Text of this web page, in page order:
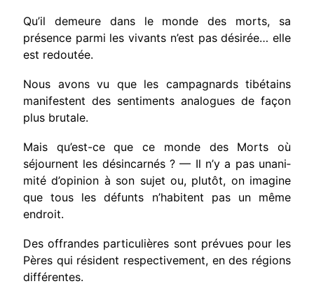
Qu’il demeure dans le monde des morts, sa
présence parmi les vivants n’est pas désirée… elle
est redoutée.
Nous avons vu que les campagnards tibétains
manifestent des sentiments analogues de façon
plus brutale.
Mais qu’est-ce que ce monde des Morts où
séjournent les désincarnés ? — Il n’y a pas unani­
mité d’opinion à son sujet ou, plutôt, on imagine
que tous les défunts n’habitent pas un même
endroit.
Des offrandes particulières sont prévues pour les
Pères qui résident respectivement, en des ré­gions
différentes.